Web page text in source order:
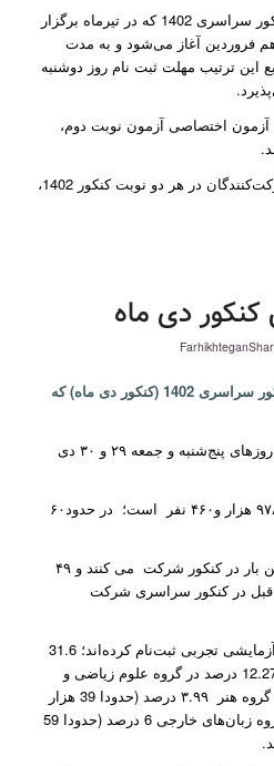
ثبت نام داوطلبان نوبت دوم کنکور سراسری 1402 که در تیرماه برگزار
فروردین آغاز می‌شود و به مدت
ترتیب مهلت ثبت نام روز دوشنبه
آزمون اختصاصی آزمون نوبت دوم،
کارنامه‌ی نهایی (حاوی رتبه) شرکت‌کنندگان در هر دو نوبت کنکور 1402،
دی ماه
نکاتی در خصوص نوبت اول کنکور سراسری 1402 (کنکور دی ماه) که
1- نوبت اول کنکور سال ۱۴۰۲ روزهای پنج‌شنبه و جمعه ۲۹ و ۳۰ دی
2- تعداد داوطلبان این آزمون ۹۷۸ هزار و۴۶۰ نفر است؛ در حدود۶۰
3- ۵۱ درصد داوطلبان برای اولین بار در کنکور شرکت می کنند و ۴۹
قبل در کنکور سراسری شرکت
4- ۴۶ درصد داوطلبان در گروه آزمایشی تجربی ثبت‌نام کرده‌اند؛ 31.6
درصد در گروه علوم انسانی و 12.27 درصد در گروه علوم زیاضی و
فنی ثبت‌نام کرده‌اند. متقاضیان گروه هنر ۳.۹۹ درصد (حدودا 39 هزار
نفر) از داوطلبان و متقاضیان گروه زبان‌های خارجی 6 درصد (حدودا 59